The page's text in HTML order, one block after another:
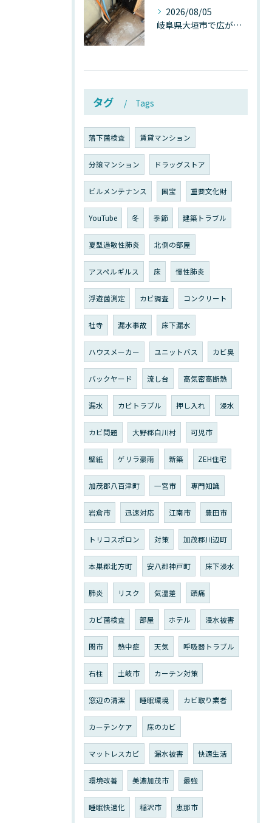
2026/08/05
岐阜県大垣市で広がる“深層カビ汚染”──なぜ除カビが必要なのか、建物内部で起きている見えない危機
タグ Tags
落下菌検査 賃貸マンション
分譲マンション ドラッグストア
ビルメンテナンス 国宝 重要文化財
YouTube 冬 季節 建築トラブル
夏型過敏性肺炎 北側の部屋
アスペルギルス 床 慢性肺炎
浮遊菌測定 カビ調査 コンクリート
社寺 漏水事故 床下漏水
ハウスメーカー ユニットバス カビ臭
バックヤード 流し台 高気密高断熱
漏水 カビトラブル 押し入れ 浸水
カビ問題 大野郡白川村 可児市
壁紙 ゲリラ豪雨 新築 ZEH住宅
加茂郡八百津町 一宮市 専門知識
岩倉市 迅速対応 江南市 豊田市
トリコスポロン 対策 加茂郡川辺町
本巣郡北方町 安八郡神戸町 床下浸水
肺炎 リスク 気温差 頭痛
カビ菌検査 部屋 ホテル 浸水被害
関市 熱中症 天気 呼吸器トラブル
石柱 土岐市 カーテン対策
窓辺の清潔 睡眠環境 カビ取り業者
カーテンケア 床のカビ
マットレスカビ 漏水被害 快適生活
環境改善 美濃加茂市 最強
睡眠快適化 稲沢市 恵那市